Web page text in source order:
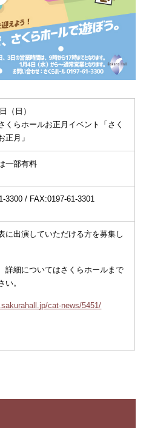
（日）
くらホールお正月イベント「さく
正月」
一部有料
3300 / FAX:0197-61-3301
に出演していただける方を募集し
詳細についてはさくらホールまで
い。
cat-news/5451/